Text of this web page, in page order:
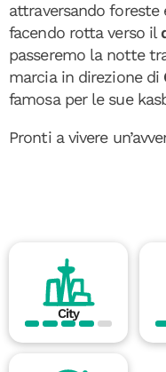
attraversando
facendo rotta verso il
passeremo la notte
marcia in direzione di
famosa per le sue
Pronti a vivere
City